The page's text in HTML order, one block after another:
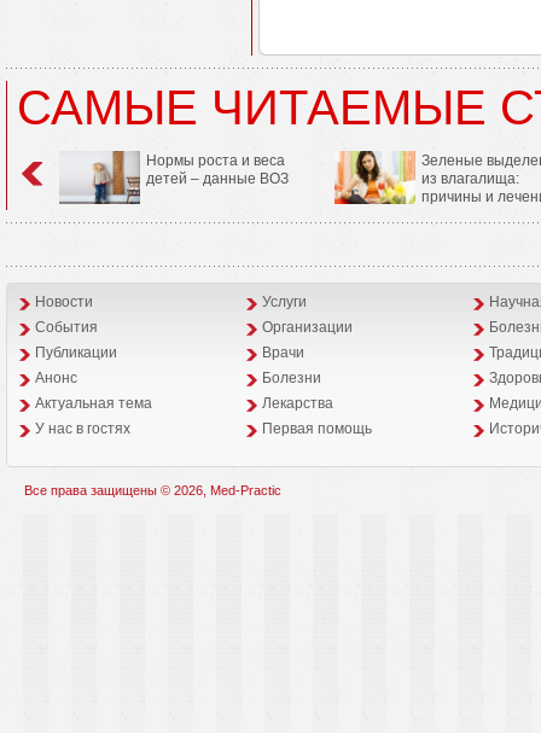
САМЫЕ ЧИТАЕМЫЕ
Нормы роста и веса
детей – данные ВОЗ
Зеленые
из влагалища:
причины и
Новости Услуги
События
Организации
Публикации
Врачи
Анонс
Болезни
Aктуальная тема
Лекарства
У нас в гостях
Первая помощь
Все права защищены © 2026, Med-Practic